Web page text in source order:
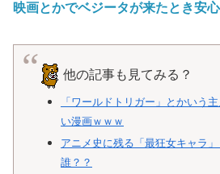
映画とかでベジータが来たとき安
他の記事も見てみる？
「ワールドトリガー」とかいう
い漫画ｗｗｗ
アニメ史に残る「最狂女キャラ
誰？？